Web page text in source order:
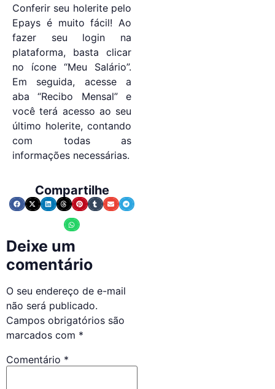
Conferir seu holerite pelo
Epays é muito fácil! Ao
fazer seu login na
plataforma, basta clicar
no ícone “Meu Salário”.
Em seguida, acesse a
aba “Recibo Mensal” e
você terá acesso ao seu
último holerite, contando
com todas as
informações necessárias.
Compartilhe
Deixe um
comentário
O seu endereço de e-mail
não será publicado.
Campos obrigatórios são
marcados com *
Comentário *